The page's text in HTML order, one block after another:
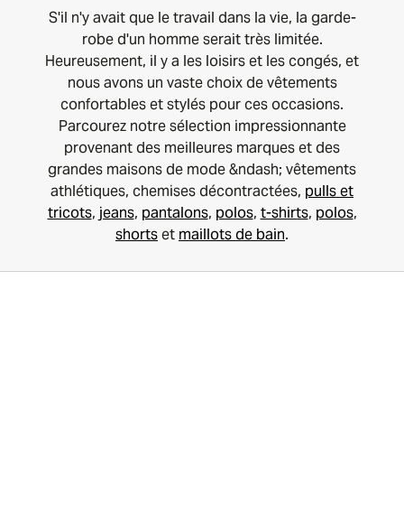
S'il n'y avait que le travail dans la vie, la garde-
robe d'un homme serait très limitée.
Heureusement, il y a les loisirs et les congés, et
nous avons un vaste choix de vêtements
confortables et stylés pour ces occasions.
Parcourez notre sélection impressionnante
provenant des meilleures marques et des
grandes maisons de mode &ndash; vêtements
athlétiques, chemises décontractées, pulls et
tricots, jeans, pantalons, polos, t-shirts, polos,
shortset maillots de bain.